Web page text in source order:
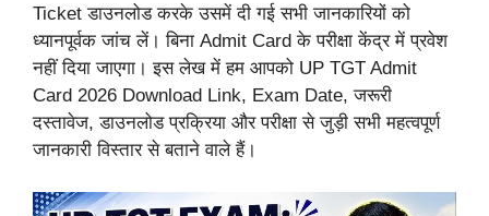
Ticket डाउनलोड करके उसमें दी गई सभी जानकारियों को
ध्यानपूर्वक जांच लें। बिना Admit Card के परीक्षा केंद्र में प्रवेश
नहीं दिया जाएगा। इस लेख में हम आपको UP TGT Admit
Card 2026 Download Link, Exam Date, जरूरी
दस्तावेज, डाउनलोड प्रक्रिया और परीक्षा से जुड़ी सभी महत्वपूर्ण
जानकारी विस्तार से बताने वाले हैं।